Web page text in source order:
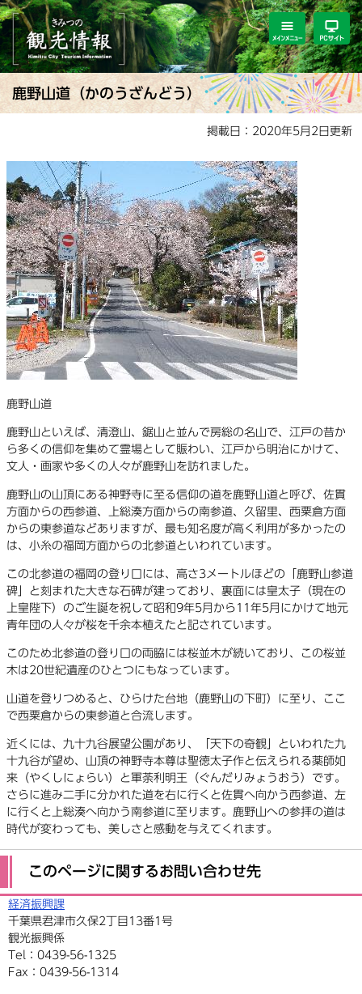
ペ
ー
ジ
の
で
メ
ニ
ュ
ー
ば
文
へ
鹿野山道（かのうざんどう）
掲載日：2020年5月2日更新
鹿野山道
鹿野山といえば、清澄山、鋸山と並んで房総の名山で、江戸の昔か
ら多くの信仰を集めて霊場として賑わい、江戸から明治にかけて、
文人・画家や多くの人々が鹿野山を訪れました。
鹿野山の山頂にある神野寺に至る信仰の道を鹿野山道と呼び、佐貫
方面からの西参道、上総湊方面からの南参道、久留里、西粟倉方面
からの東参道などありますが、最も知名度が高く利用が多かったの
は、小糸の福岡方面からの北参道といわれています。
この北参道の福岡の登り口には、高さ3メートルほどの「鹿野山参道
碑」と刻まれた大きな石碑が建っており、裏面には皇太子（現在の
上皇陛下）のご生誕を祝して昭和9年5月から11年5月にかけて地元
青年団の人々が桜を千余本植えたと記されています。
このため北参道の登り口の両脇には桜並木が続いており、この桜並
木は20世紀遺産のひとつにもなっています。
山道を登りつめると、ひらけた台地（鹿野山の下町）に至り、ここ
で西粟倉からの東参道と合流します。
近くには、九十九谷展望公園があり、「天下の奇観」といわれた九
十九谷が望め、山頂の神野寺本尊は聖徳太子作と伝えられる薬師如
来（やくしにょらい）と軍荼利明王（ぐんだりみょうおう）です。
さらに進み二手に分かれた道を右に行くと佐貫へ向かう西参道、左
に行くと上総湊へ向かう南参道に至ります。鹿野山への参拝の道は
時代が変わっても、美しさと感動を与えてくれます。
このページに関するお問い合わせ先
経済振興課
観光振興係
千葉県君津市久保2丁目13番1号
Tel：0439-56-1325
Fax：0439-56-1314